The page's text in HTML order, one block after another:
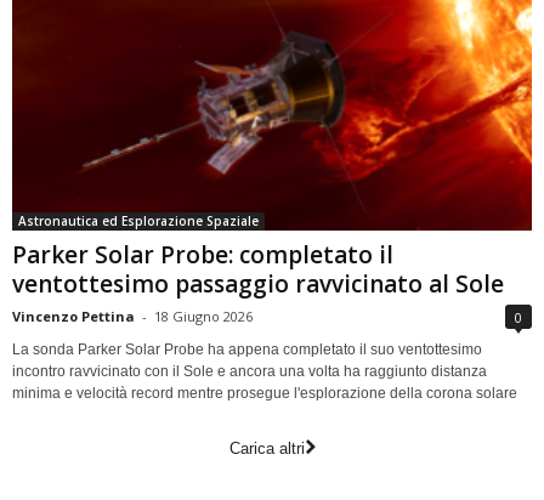
Astronautica ed Esplorazione Spaziale
Parker Solar Probe: completato il
ventottesimo passaggio ravvicinato al Sole
Vincenzo Pettina - 18 Giugno 2026 0
La sonda Parker Solar Probe ha appena completato il suo ventottesimo
incontro ravvicinato con il Sole e ancora una volta ha raggiunto distanza
minima e velocità record mentre prosegue l'esplorazione della corona solare
Carica altri